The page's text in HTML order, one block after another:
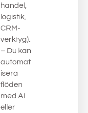
handel,
logistik,
CRM-
verktyg).
– Du kan
automat
isera
flöden
med AI
eller